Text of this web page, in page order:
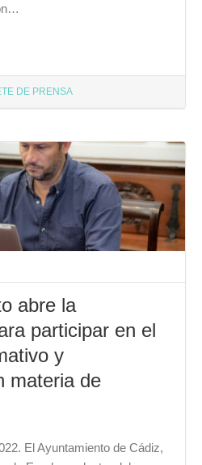
DE PRENSA
abre la
participar en el
y
materia de
El Ayuntamiento de Cádiz,